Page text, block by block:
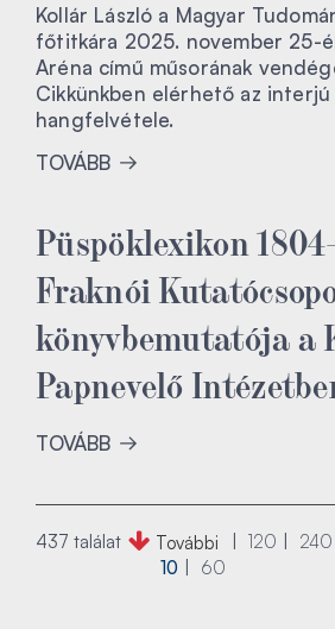
Kollár László a Magyar
főtitkára 2025. november 25-
Aréna című műsorának
Cikkünkben elérhető az interjú
hangfelvétele.
TOVÁBB
Püspöklexikon
Fraknói
könyvbemutatója a
Papnevelő
TOVÁBB
437 találat További 240
120
60
10